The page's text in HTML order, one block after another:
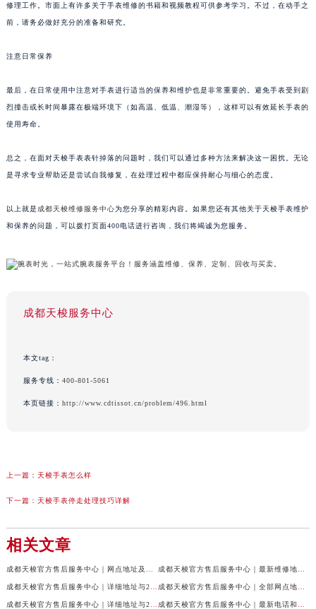
修理工作。市面上有许多关于手表维修的书籍和视频教程可供参考学习。不过，在动手之
前，请务必做好充分的准备和研究。
注意日常保养
最后，在日常使用中注意对手表进行适当的保养和维护也是非常重要的。避免手表受到剧
烈撞击或长时间暴露在极端环境下（如高温、低温、潮湿等），这样可以有效延长手表的
使用寿命。
总之，在面对天梭手表表针掉落的问题时，我们可以通过多种方法来解决这一困扰。无论
是寻求专业帮助还是尝试自我修复，在处理过程中都应保持耐心与细心的态度。
以上就是 成都天梭维修服务中心为您分享的精彩内容。如果您还有其他关于天梭手表维护
和保养的问题，可以拨打页面400电话进行咨询，我们将竭诚为您服务。
成都天梭服务中心
本文tag：
服务专线： 400-801-5061
本页链接： http://www.cdtissot.cn/problem/496.html
上一篇： 天梭手表怎么样
下一篇： 天梭手表停走处理技巧详解
相关文章